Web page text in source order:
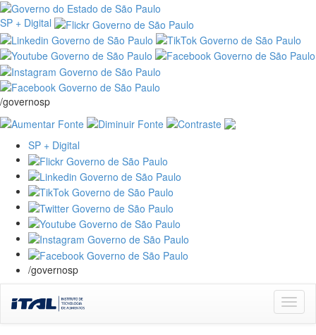
SP + Digital
/governosp
SP + Digital
/governosp
navigation